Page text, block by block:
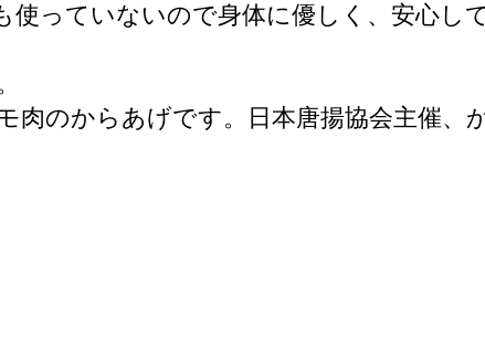
使っていないので身体に優しく、安心し
肉のからあげです。日本唐揚協会主催